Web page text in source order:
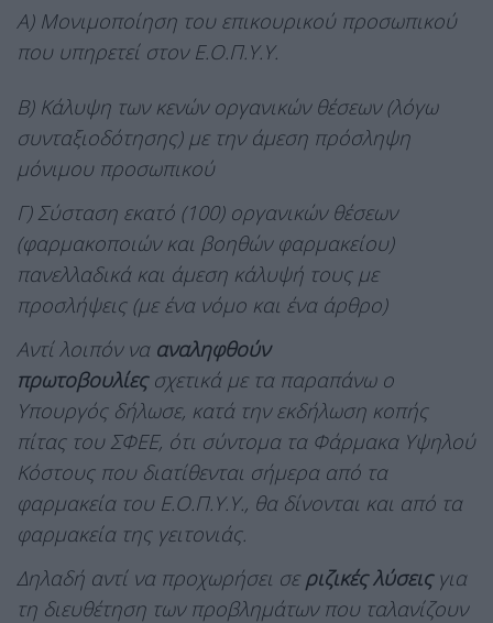
Α) Μονιμοποίηση του επικουρικού προσωπικού
που υπηρετεί στον Ε.Ο.Π.Υ.Υ.
Β) Κάλυψη των κενών οργανικών θέσεων (λόγω
συνταξιοδότησης) με την άμεση πρόσληψη
μόνιμου προσωπικού
Γ) Σύσταση εκατό (100) οργανικών θέσεων
(φαρμακοποιών και βοηθών φαρμακείου)
πανελλαδικά και άμεση κάλυψή τους με
προσλήψεις (με ένα νόμο και ένα άρθρο)
Αντί λοιπόν να αναληφθούν
πρωτοβουλίεςσχετικά με τα παραπάνω ο
Υπουργός δήλωσε, κατά την εκδήλωση κοπής
πίτας του ΣΦΕΕ, ότι σύντομα τα Φάρμακα Υψηλού
Κόστους που διατίθενται σήμερα από τα
φαρμακεία του Ε.Ο.Π.Υ.Υ., θα δίνονται και από τα
φαρμακεία της γειτονιάς.
Δηλαδή αντί να προχωρήσει σε ριζικές λύσειςγια
τη διευθέτηση των προβλημάτων που ταλανίζουν